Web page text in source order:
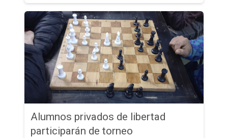
Alumnos privados de libertad
participarán de torneo